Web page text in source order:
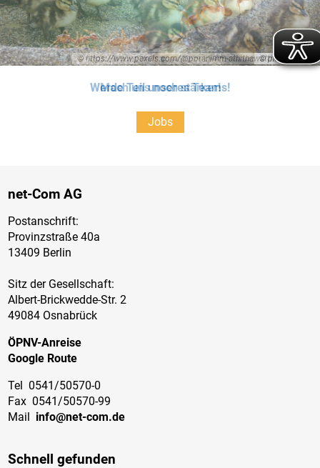
Mach uns noch stärker!
Jobs
© https://www.pexels.com/@poranimm-athithawatthee-284222
Werde Teil unseres Teams!
Jobs
© pixabay.com
net-Com AG
Postanschrift:
Provinzstraße 40a
13409 Berlin
Sitz der Gesellschaft:
Albert-Brickwedde-Str. 2
49084 Osnabrück
ÖPNV-Anreise
Google Route
Tel
0541/50570-0
Fax 0541/50570-99
Mail
info@net-com.de
Schnell gefunden